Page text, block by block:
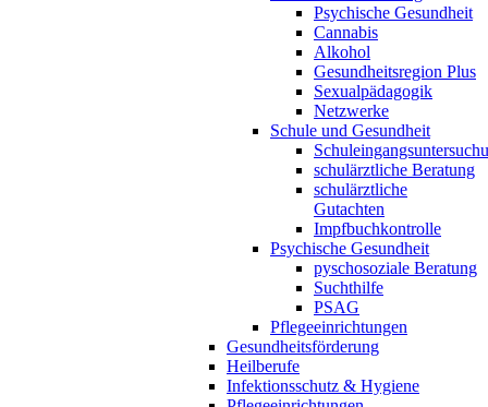
Psychische Gesundheit
Cannabis
Alkohol
Gesundheitsregion Plus
Sexualpädagogik
Netzwerke
Schule und Gesundheit
schulärztliche Beratung
schulärztliche
Gutachten
Impfbuchkontrolle
Psychische Gesundheit
pyschosoziale Beratung
Suchthilfe
PSAG
Pflegeeinrichtungen
Gesundheitsförderung
Heilberufe
Infektionsschutz & Hygiene